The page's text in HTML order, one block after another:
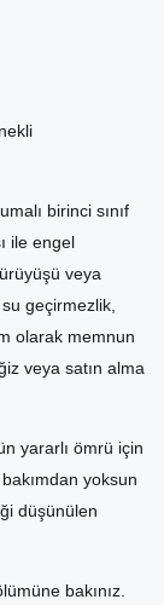
birinci sınıf
ile engel
veya
geçirmezlik,
olarak memnun
veya satın alma
yararlı ömrü için
yoksun
düşünülen
bakınız.